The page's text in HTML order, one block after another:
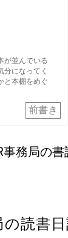
が並んでいる
分になってく
と本棚をめぐ
前書き
事務局の
の読書